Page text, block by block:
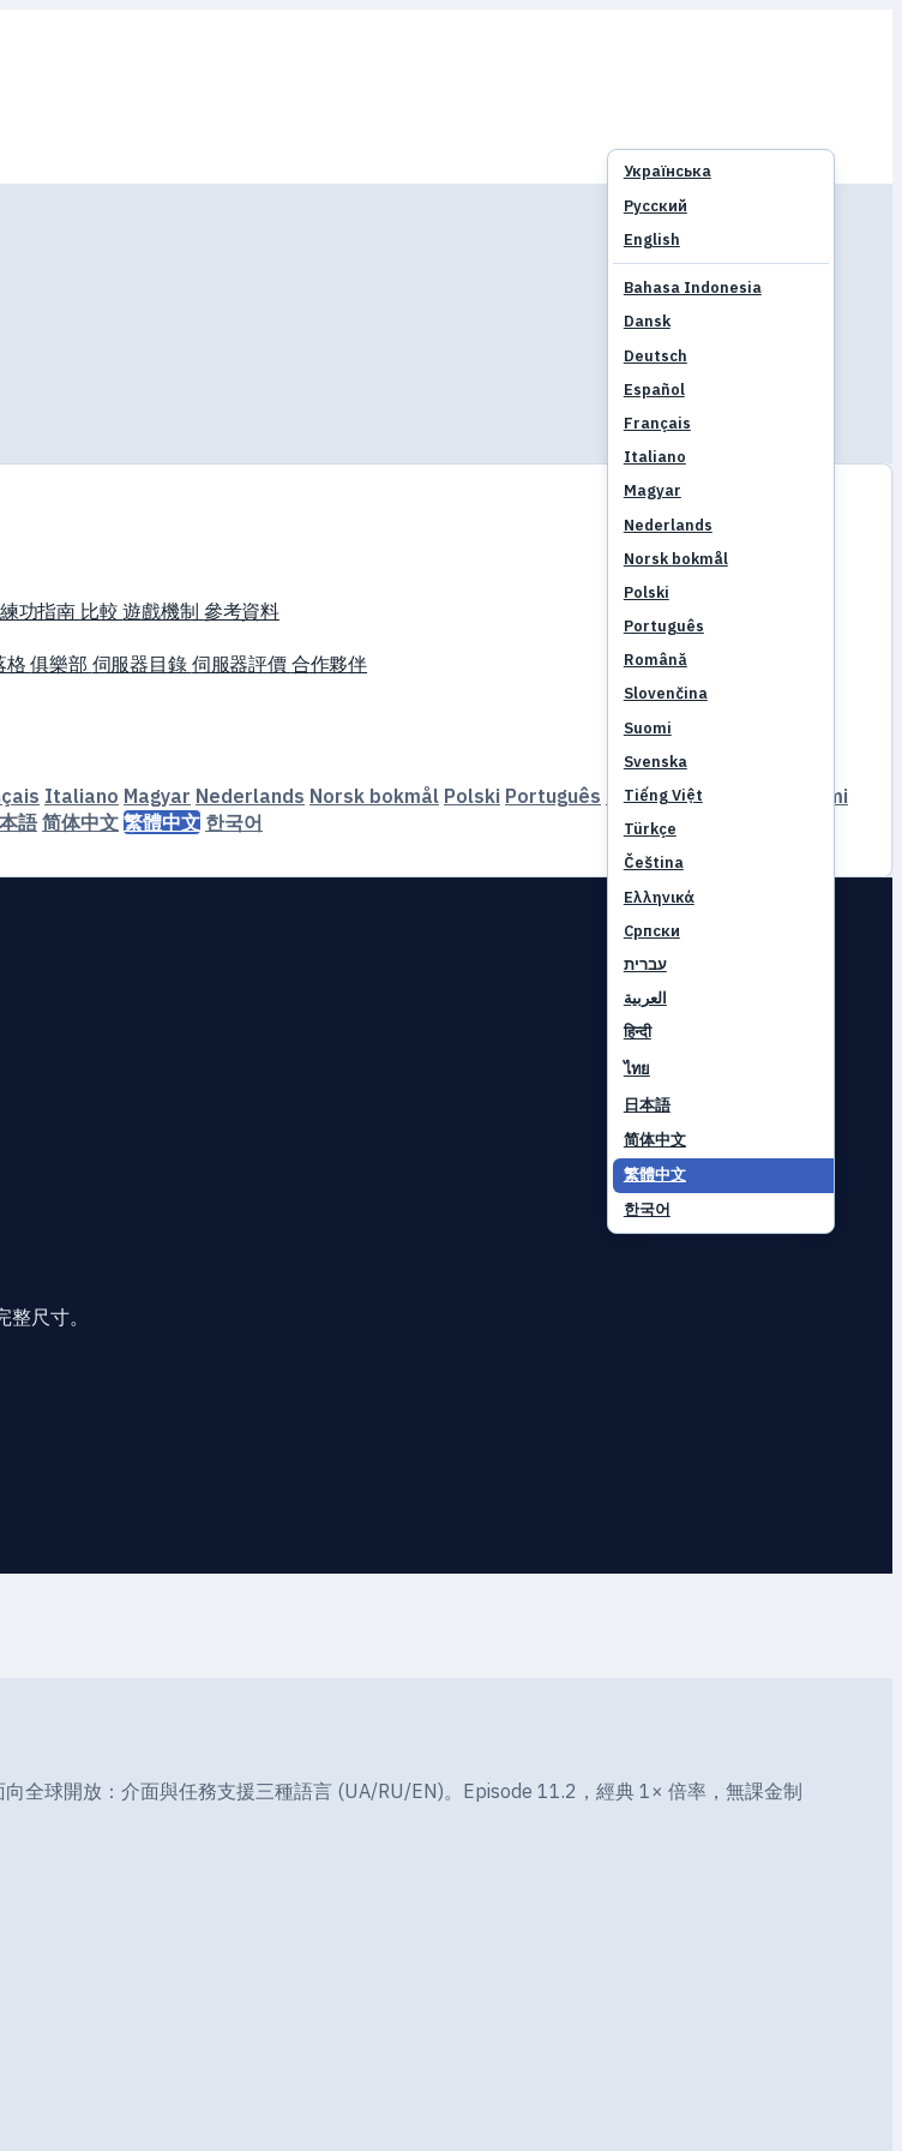
Українська
Русский
English
Bahasa Indonesia
Dansk
Deutsch
Español
Français
Italiano
Magyar
Nederlands
Norsk bokmål
Polski
Português
Română
Slovenčina
Suomi
Svenska
Tiếng Việt
Türkçe
Čeština
Ελληνικά
Српски
עברית
العربية
हिन्दी
ไทย
日本語
简体中文
繁體中文
한국어
練功指南 比較遊戲機制 參考資料
格俱樂部 伺服器目錄 伺服器評價 合作夥伴
Italiano Magyar Nederlands Norsk bokmål Polski Português Română Slovenčina
Suomi
語 简体中文 繁體中文 한국어
尺寸。
全球開放：介面與任務支援三種語言 (UA/RU/EN)。Episode 11.2，經典 1× 倍率，無課金制